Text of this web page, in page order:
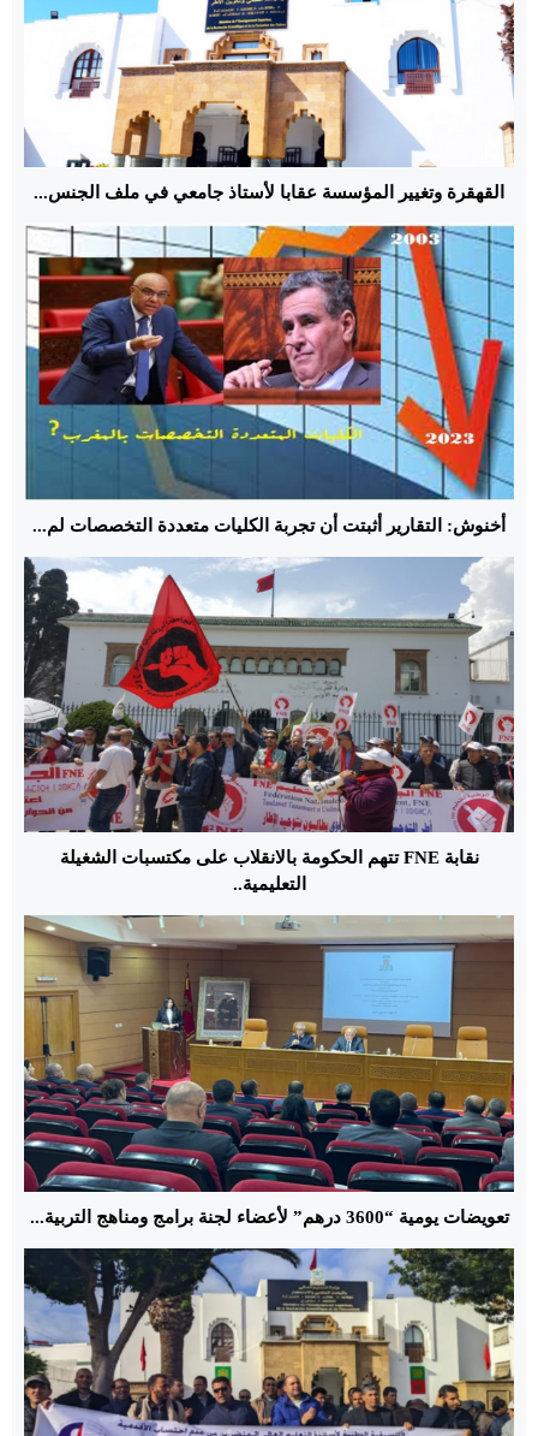
القهقرة وتغيير المؤسسة عقابا لأستاذ جامعي في ملف الجنس...
أخنوش: التقارير أثبتت أن تجربة الكليات متعددة التخصصات لم...
نقابة FNE تتهم الحكومة بالانقلاب على مكتسبات الشغيلة
التعليمية..
تعويضات يومية “3600 درهم” لأعضاء لجنة برامج ومناهج التربية...